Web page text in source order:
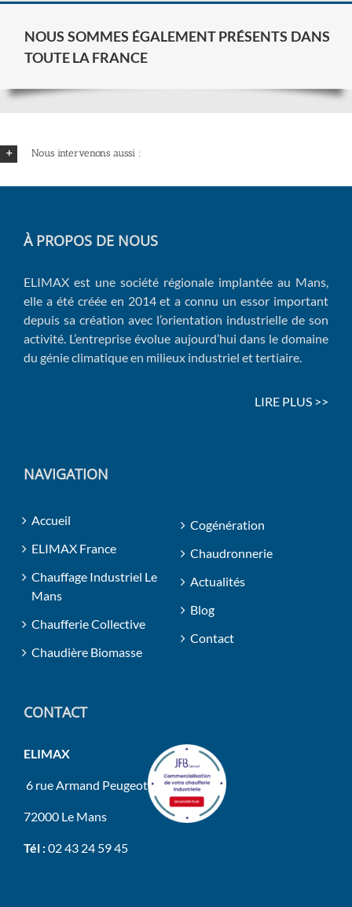
NOUS SOMMES ÉGALEMENT PRÉSENTS DANS
TOUTE LA FRANCE
Nous intervenons aussi :
À PROPOS DE NOUS
ELIMAX est une société régionale implantée au Mans,
elle a été créée en 2014 et a connu un essor important
depuis sa création avec l’orientation industrielle de son
activité. L’entreprise évolue aujourd’hui dans le domaine
du génie climatique en milieux industriel et tertiaire.
LIRE PLUS >>
NAVIGATION
Accueil
ELIMAX France
Chauffage Industriel Le
Mans
Chaufferie Collective
Chaudière Biomasse
Cogénération
Chaudronnerie
Actualités
Blog
Contact
CONTACT
ELIMAX
6 rue Armand Peugeot
72000 Le Mans
Tél :02 43 24 59 45